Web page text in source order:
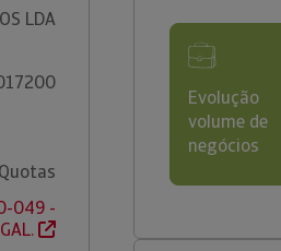
LDA
049 -
Evolução
volume de
negócios